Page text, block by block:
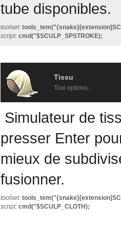
tube disponibles.
toolset:
script: cmd("$SCULP_SPSTROKE);
Tissu
Tool options...
Simulateur de
presser Enter
mieux de
fusionner.
toolset:
script: cmd("$SCULP_CLOTH);